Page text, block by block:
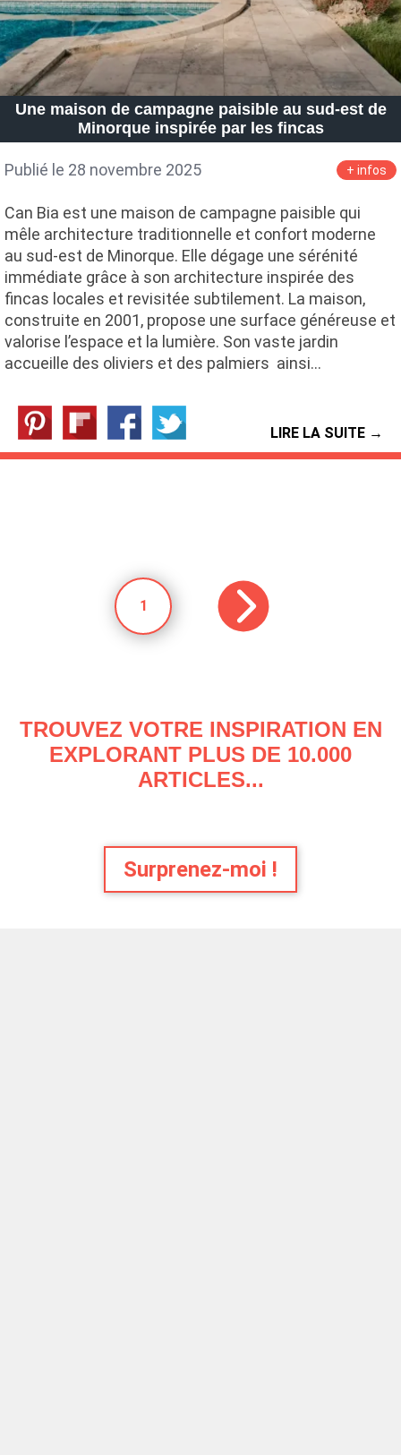
Une maison de campagne paisible au sud-est de
Minorque inspirée par les fincas
Publié le 28 novembre 2025 + infos
Can Bia est une maison de campagne paisible qui
mêle architecture traditionnelle et confort moderne
au sud-est de Minorque. Elle dégage une sérénité
immédiate grâce à son architecture inspirée des
fincas locales et revisitée subtilement. La maison,
construite en 2001, propose une surface généreuse et
valorise l’espace et la lumière. Son vaste jardin
accueille des oliviers et des palmiers ainsi…
LIRE LA SUITE →
1
TROUVEZ VOTRE INSPIRATION EN
EXPLORANT PLUS DE 10.000
ARTICLES...
Surprenez-moi !